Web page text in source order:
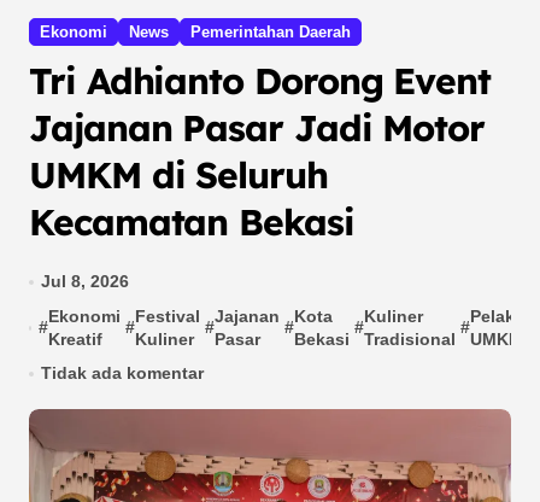
Ekonomi News Pemerintahan Daerah
Tri Adhianto Dorong Event
Jajanan Pasar Jadi Motor
UMKM di Seluruh
Kecamatan Bekasi
Jul 8, 2026
#
Ekonomi
Kreatif
#
Festival
Kuliner
#
Jajanan
Pasar
#
Kota
Bekasi
#
Kuliner
Tradisional
#
Pelaku
UMKM
Tidak ada komentar